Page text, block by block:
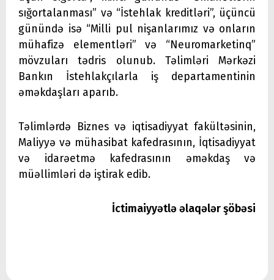
sığortalanması” və “İstehlak kreditləri”, üçüncü
günündə isə “Milli pul nişanlarımız və onların
mühafizə elementləri” və “Neuromarketinq”
mövzuları tədris olunub. Təlimləri Mərkəzi
Bankın İstehlakçılarla iş departamentinin
əməkdaşları aparıb.
Təlimlərdə Biznes və iqtisadiyyat fakültəsinin,
Maliyyə və mühasibat kafedrasının, İqtisadiyyat
və idarəetmə kafedrasının əməkdaş və
müəllimləri də iştirak edib.
İctimaiyyətlə əlaqələr şöbəsi